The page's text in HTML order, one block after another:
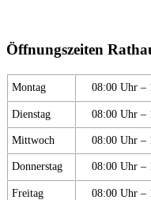
Öffnungszeiten
Montag 08:00 Uhr –
Dienstag 08:00 Uhr –
Mittwoch 08:00 Uhr –
Donnerstag 08:00 Uhr –
Freitag 08:00 Uhr –